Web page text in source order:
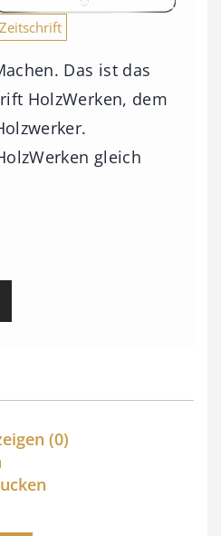
Zeitschrift
Das ist das
HolzWerken, dem
gleich
(0)